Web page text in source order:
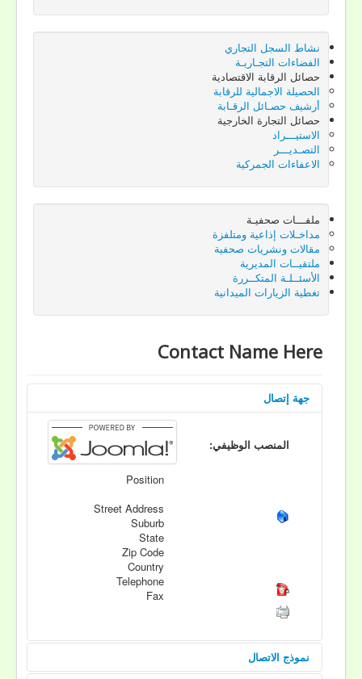
نشاط السجل التجاري
الفضاءات التجـاريـة
حصائل الرقابة الاقتصادية
الحصيلة الاجمالية للرقابة
أرشيف حصـائل الرقـابة
حصائل التجارة الخارجية
الاستيـــراد
التصـديـــر
الاعفاءات الجمركية
ملفـــات صحفيـة
مداخـلات إذاعية ومتلفزة
مقالات ونشريات صحفية
ملتقيــات المديرية
الأسئــلـة المتكــررة
تغطية الزيارات الميدانية
Contact Name Here
جهة إتصال
المنصب الوظيفي:
Position
Street Address
Suburb
State
Zip Code
Country
Telephone
Fax
نموذج الاتصال